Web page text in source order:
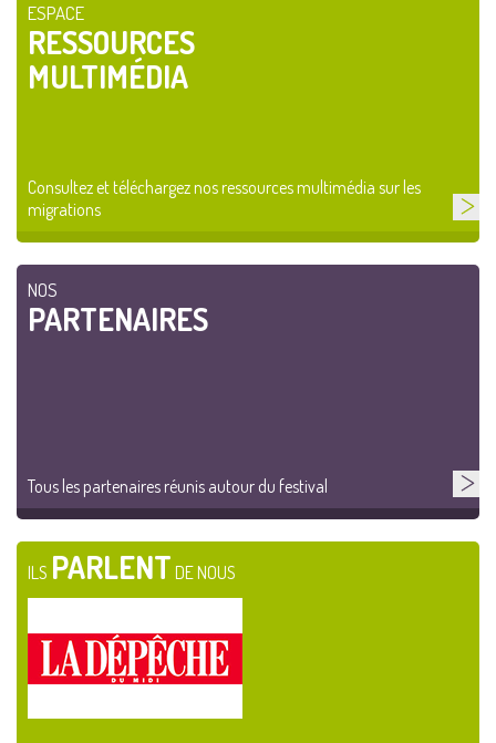
ESPACE
RESSOURCES
MULTIMÉDIA
Consultez et téléchargez nos ressources multimédia sur les
migrations
NOS
PARTENAIRES
Tous les partenaires réunis autour du festival
ILS PARLENT DE NOUS